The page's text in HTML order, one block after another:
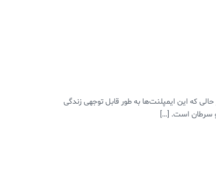
که این ایمپلنت‌ها به طور قابل توجهی زندگی
و سرطان است. […]